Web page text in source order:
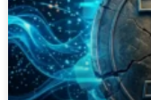
Wall Street sa